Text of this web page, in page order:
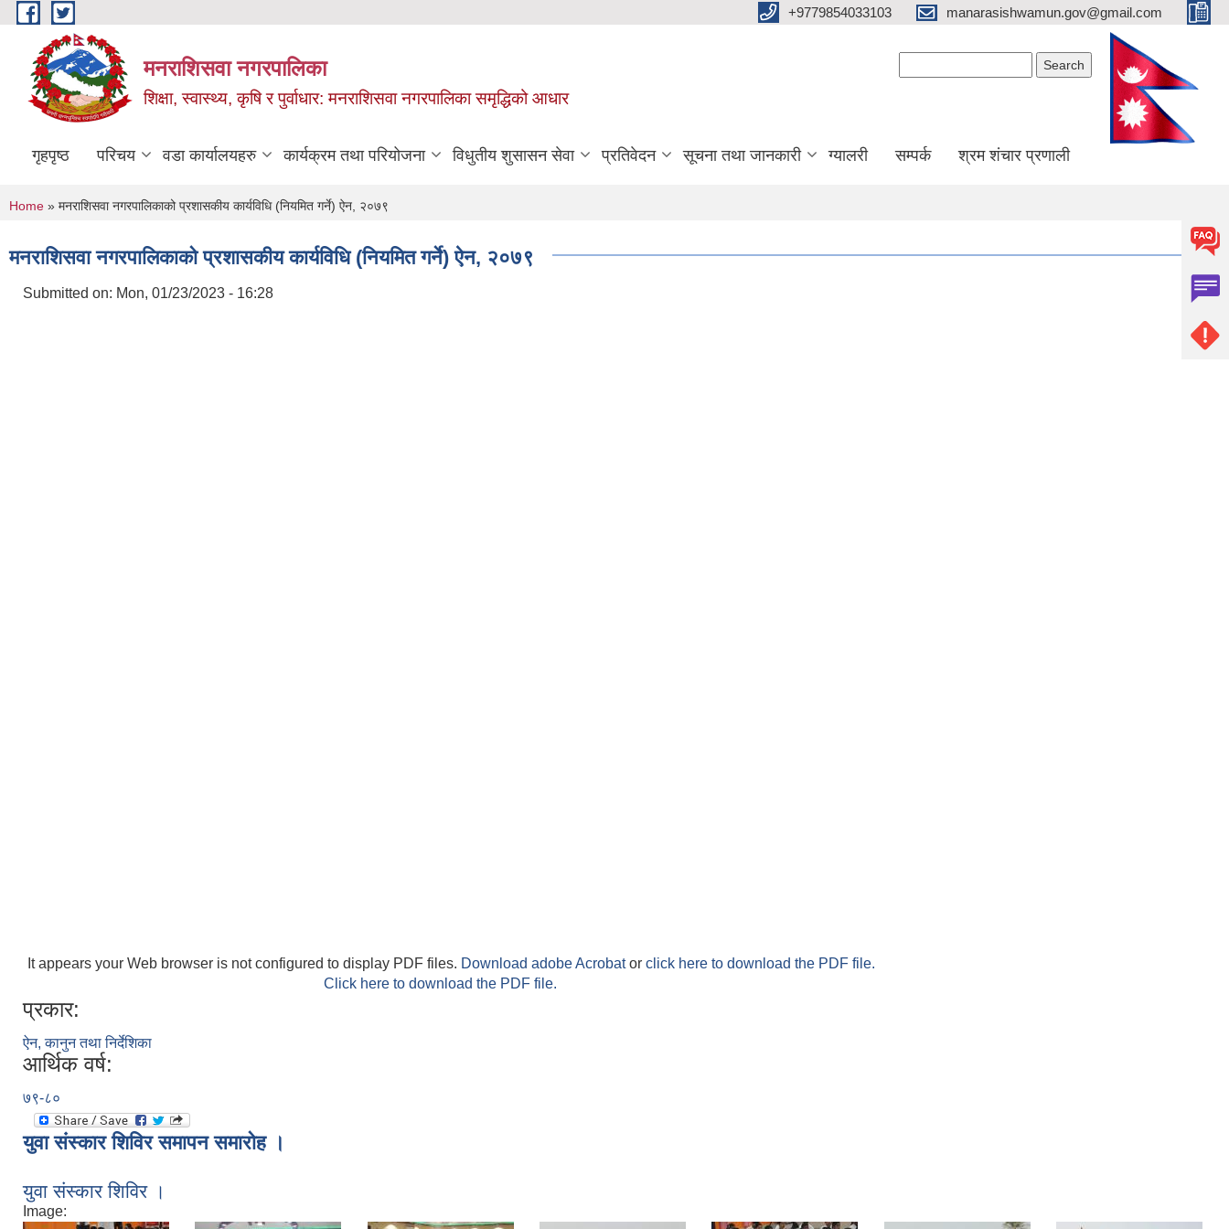
Skip to main content +9779854033103 manarasishwamun.gov@gmail.com
मनराशिसवा नगरपालिका
शिक्षा, स्वास्थ्य, कृषि र पुर्वाधार: मनराशिसवा नगरपालिका समृद्धिको आधार
गृहपृष्ठ परिचय वडा कार्यालयहरु कार्यक्रम तथा परियोजना विधुतीय शुसासन सेवा प्रतिवेदन सूचना तथा जानकारी ग्यालरी सम्पर्क श्रम शंचार प्रणाली
You are here
Home » मनराशिसवा नगरपालिकाको प्रशासकीय कार्यविधि (नियमित गर्ने) ऐन, २०७९
मनराशिसवा नगरपालिकाको प्रशासकीय कार्यविधि (नियमित गर्ने) ऐन, २०७९
Submitted on: Mon, 01/23/2023 - 16:28
It appears your Web browser is not configured to display PDF files. Download adobe Acrobator click here to download the PDF file.
Click here to download the PDF file.
प्रकार:
ऐन, कानुन तथा निर्देशिका
आर्थिक वर्ष:
७९-८०
युवा संस्कार शिविर समापन समारोह ।
युवा संस्कार शिविर ।
Image: